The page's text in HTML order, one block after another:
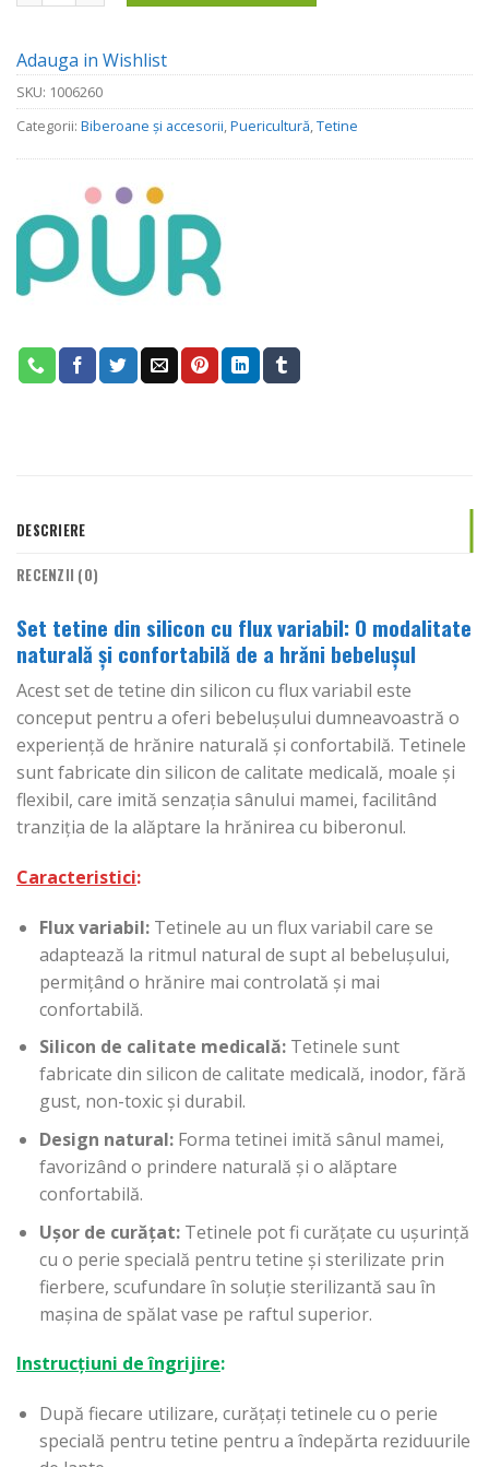
Adauga in Wishlist
SKU: 1006260
Categorii: Biberoane și accesorii,Puericultură,Tetine
DESCRIERE
RECENZII (0)
Set tetine din silicon cu flux variabil: O modalitate
naturală și confortabilă de a hrăni bebelușul
Acest set de tetine din silicon cu flux variabil este
conceput pentru a oferi bebelușului dumneavoastră o
experiență de hrănire naturală și confortabilă. Tetinele
sunt fabricate din silicon de calitate medicală, moale și
flexibil, care imită senzația sânului mamei, facilitând
tranziția de la alăptare la hrănirea cu biberonul.
Caracteristici:
Flux variabil:Tetinele au un flux variabil care se
adaptează la ritmul natural de supt al bebelușului,
permițând o hrănire mai controlată și mai
confortabilă.
Silicon de calitate medicală:Tetinele sunt
fabricate din silicon de calitate medicală, inodor, fără
gust, non-toxic și durabil.
Design natural:Forma tetinei imită sânul mamei,
favorizând o prindere naturală și o alăptare
confortabilă.
Ușor de curățat:Tetinele pot fi curățate cu ușurință
cu o perie specială pentru tetine și sterilizate prin
fierbere, scufundare în soluție sterilizantă sau în
mașina de spălat vase pe raftul superior.
Instrucțiuni de îngrijire:
După fiecare utilizare, curățați tetinele cu o perie
specială pentru tetine pentru a îndepărta reziduurile